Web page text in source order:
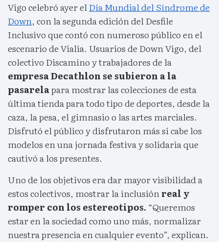
Vigo celebró ayer elDía Mundial del Síndrome de
Down, con la segunda edición del Desfile
Inclusivo que contó con numeroso público en el
escenario de Vialia. Usuarios de Down Vigo, del
colectivo Discamino y trabajadores de la
empresa Decathlon se subieron a la
pasarelapara mostrar las colecciones de esta
última tienda para todo tipo de deportes, desde la
caza, la pesa, el gimnasio o las artes marciales.
Disfrutó el público y disfrutaron más si cabe los
modelos en una jornada festiva y solidaria que
cautivó a los presentes.
Uno de los objetivos era dar mayor visibilidad a
estos colectivos, mostrar la inclusiónreal y
romper con los estereotipos. “Queremos
estar en la sociedad como uno más, normalizar
nuestra presencia en cualquier evento”, explican.